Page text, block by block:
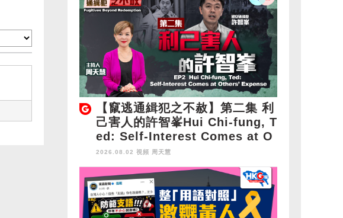
【竄逃通緝犯之不赦】第二集 利
己害人的許智峯Hui Chi-fung, T
ed: Self-Interest Comes at O
thers' Expense
2026.08.02 視頻 周天慧